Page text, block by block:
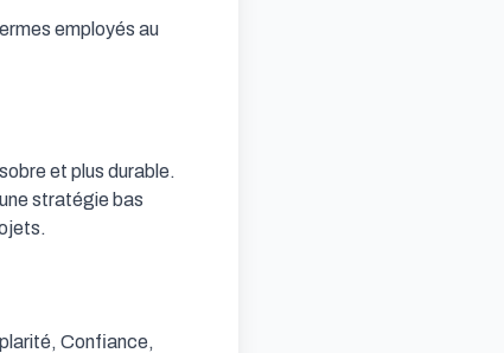
employés au
et plus durable.
stratégie bas
Confiance,